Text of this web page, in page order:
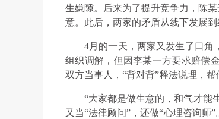
生嫌隙。后来为了提升竞争力，陈
意。此后，两家的矛盾从线下发展
4月的一天，两家又发生了口角
组织调解，但因李某一方要求赔偿
双方当事人，“背对背”释法说理，帮
“大家都是做生意的，和气才能
又当“法律顾问”，还做“心理咨询师